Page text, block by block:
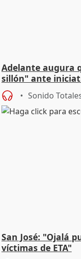
Adelante augura
sillón" ante
Sonido
San José: "Ojalá
víctimas de ETA"